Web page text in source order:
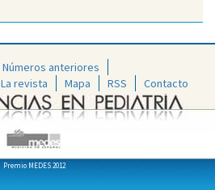
Números anteriores
La revista Mapa RSS Contacto
Premio MEDES 2012